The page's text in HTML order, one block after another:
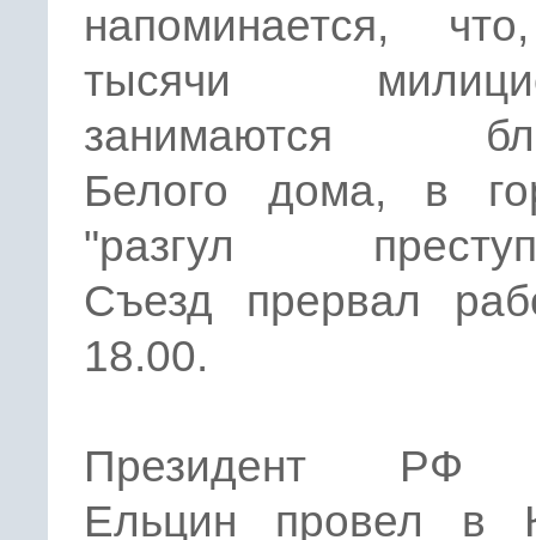
напоминается,
тысячи
занимаются
Белого дома, в
"разгул
Съезд прервал
18.00.
Президент РФ
Ельцин провел в